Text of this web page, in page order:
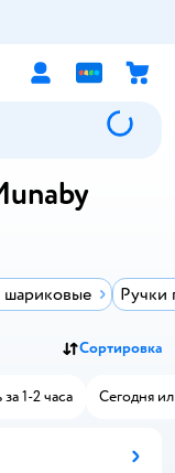
шариковые Ручки
Сортировка
1-2 часа Сегодня